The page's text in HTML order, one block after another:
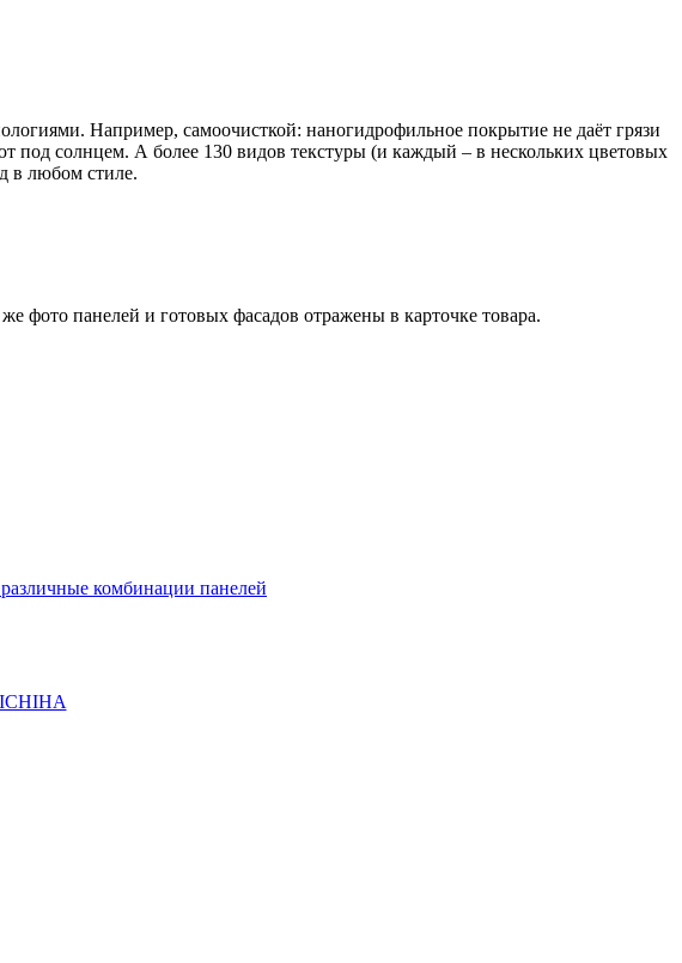
Например, самоочисткой: наногидрофильное покрытие не даёт грязи
под солнцем. А более 130 видов текстуры (и каждый – в нескольких цветовых
в любом стиле.
фото панелей и готовых фасадов отражены в карточке товара.
комбинации панелей